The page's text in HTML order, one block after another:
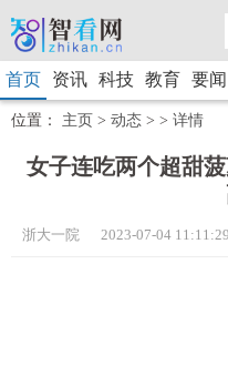
首页 资讯 科技 教育 要闻
位置： 主页 > 动态 > > 详情
女子连吃两个超甜
浙大一院 2023-07-04 11:11:29